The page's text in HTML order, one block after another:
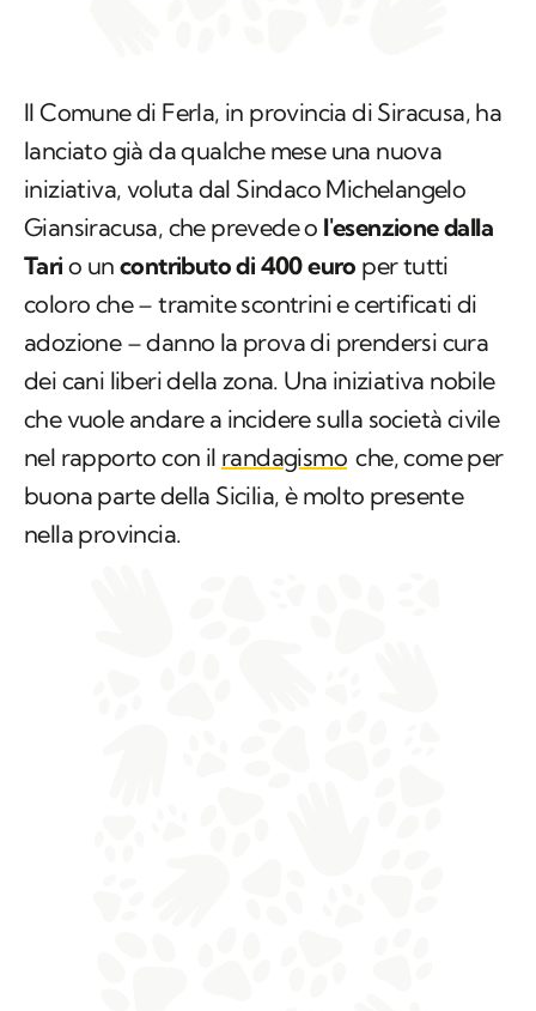
Il Comune di Ferla, in provincia di Siracusa, ha
lanciato già da qualche mese una nuova
iniziativa, voluta dal Sindaco Michelangelo
Giansiracusa, che prevede o l'esenzione dalla
Tari o uncontributo di 400 euro per tutti
coloro che – tramite scontrini e certificati di
adozione – danno la prova di prendersi cura
dei cani liberi della zona. Una iniziativa nobile
che vuole andare a incidere sulla società civile
nel rapporto con il randagismo che, come per
buona parte della Sicilia, è molto presente
nella provincia.